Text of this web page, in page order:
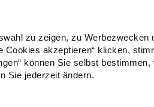
zu zeigen, zu Werbezwecken
Cookies akzeptieren“ klicken,
können Sie selbst bestimmen,
Sie jederzeit ändern.